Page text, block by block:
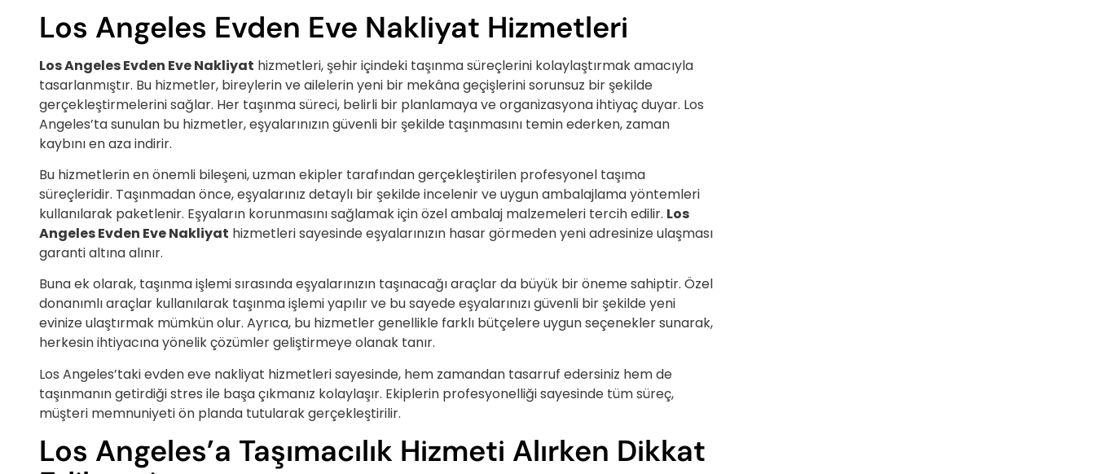
Los Angeles Evden Eve Nakliyat Hizmetleri
Los Angeles Evden Eve Nakliyat hizmetleri, şehir içindeki taşınma süreçlerini kolaylaştırmak amacıyla
tasarlanmıştır. Bu hizmetler, bireylerin ve ailelerin yeni bir mekâna geçişlerini sorunsuz bir şekilde
gerçekleştirmelerini sağlar. Her taşınma süreci, belirli bir planlamaya ve organizasyona ihtiyaç duyar. Los
Angeles’ta sunulan bu hizmetler, eşyalarınızın güvenli bir şekilde taşınmasını temin ederken, zaman
kaybını en aza indirir.
Bu hizmetlerin en önemli bileşeni, uzman ekipler tarafından gerçekleştirilen profesyonel taşıma
süreçleridir. Taşınmadan önce, eşyalarınız detaylı bir şekilde incelenir ve uygun ambalajlama yöntemleri
kullanılarak paketlenir. Eşyaların korunmasını sağlamak için özel ambalaj malzemeleri tercih edilir. Los
Angeles Evden Eve Nakliyat hizmetleri sayesinde eşyalarınızın hasar görmeden yeni adresinize ulaşması
garanti altına alınır.
Buna ek olarak, taşınma işlemi sırasında eşyalarınızın taşınacağı araçlar da büyük bir öneme sahiptir. Özel
donanımlı araçlar kullanılarak taşınma işlemi yapılır ve bu sayede eşyalarınızı güvenli bir şekilde yeni
evinize ulaştırmak mümkün olur. Ayrıca, bu hizmetler genellikle farklı bütçelere uygun seçenekler sunarak,
herkesin ihtiyacına yönelik çözümler geliştirmeye olanak tanır.
Los Angeles’taki evden eve nakliyat hizmetleri sayesinde, hem zamandan tasarruf edersiniz hem de
taşınmanın getirdiği stres ile başa çıkmanız kolaylaşır. Ekiplerin profesyonelliği sayesinde tüm süreç,
müşteri memnuniyeti ön planda tutularak gerçekleştirilir.
Los Angeles’a Taşımacılık Hizmeti Alırken Dikkat